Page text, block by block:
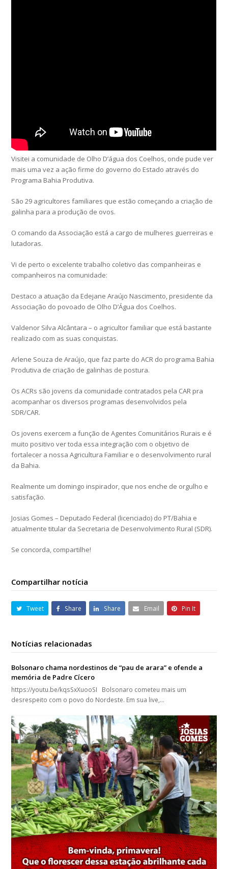
Visitei a comunidade de Olho D’água dos Coelhos, onde pude ver
mais uma vez a ação firme do governo do Estado através do
Programa Bahia Produtiva.
São 29 agricultores familiares que estão começando a criação de
galinha para a produção de ovos.
O comando da Associação está a cargo de mulheres guerreiras e
lutadoras.
Vi de perto o excelente trabalho coletivo das companheiras e
companheiros na comunidade:
Destaco a atuação da Edejane Araújo Nascimento, presidente da
Associação do povoado de Olho D’Água dos Coelhos.
Valdenor Silva Alcântara – o agricultor familiar que está bastante
realizado com as suas conquistas.
Arlene Souza de Araújo, que faz parte do ACR do programa Bahia
Produtiva de criação de galinhas de postura.
Os ACRs são jovens da comunidade contratados pela CAR pra
acompanhar os diversos programas desenvolvidos pela
SDR/CAR.
Os jovens exercem a função de Agentes Comunitários Rurais e é
muito positivo ver toda essa integração com o objetivo de
fortalecer a nossa Agricultura Familiar e o desenvolvimento rural
da Bahia.
Realmente um domingo inspirador, que nos enche de orgulho e
satisfação.
Josias Gomes – Deputado Federal (licenciado) do PT/Bahia e
atualmente titular da Secretaria de Desenvolvimento Rural (SDR).
Se concorda, compartilhe!
Compartilhar notícia
Tweet Share Share Email Pin It
Notícias relacionadas
Bolsonaro chama nordestinos de “pau de arara” e ofende a
memória de Padre Cícero
https://youtu.be/kqsSxXuooSI Bolsonaro cometeu mais um
desrespeito com o povo do Nordeste. Em sua live,…